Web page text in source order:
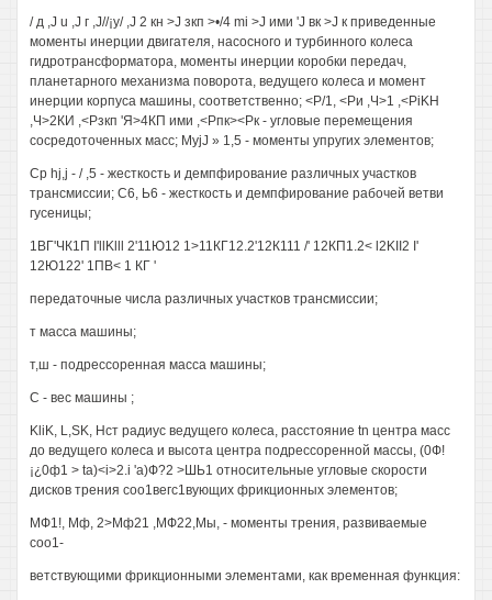
/ д ,J u ,J г ,J//¡у/ ,J 2 кн >J зкп >•/4 mi >J ими 'J вк >J к приведенные
моменты инерции двигателя, насосного и турбинного колеса
гидротрансформатора, моменты инерции коробки передач,
планетарного механизма поворота, ведущего колеса и момент
инерции корпуса машины, соответственно; <Р/1, <Ри ,Ч>1 ,<PiKH
,Ч>2КИ ,<Рзкп 'Я>4КП ими ,<Рпк><Рк - угловые перемещения
сосредоточенных масс; MyjJ » 1,5 - моменты упругих элементов;
Ср hj,j - / ,5 - жесткость и демпфирование различных участков
трансмиссии; С6, Ь6 - жесткость и демпфирование рабочей ветви
гусеницы;
1ВГ'ЧК1П I'llKlll 2'11Ю12 1>11КГ12.2'12К111 /' 12КП1.2< l2KII2 I'
12Ю122' 1ПВ< 1 КГ '
передаточные числа различных участков трансмиссии;
т масса машины;
т,ш - подрессоренная масса машины;
С - вес машины ;
KliK, L,SK, Нст радиус ведущего колеса, расстояние tn центра масс
до ведущего колеса и высота центра подрессоренной массы, (0Ф!
¡¿0ф1 > ta)<i>2.i 'а)Ф?2 >ШЬ1 относительные угловые скорости
дисков трения соо1вегс1вующих фрикционных элементов;
МФ1!, Мф, 2>Мф21 ,МФ22,Мы, - моменты трения, развиваемые
соо1-
ветствующими фрикционными элементами, как временная функция: